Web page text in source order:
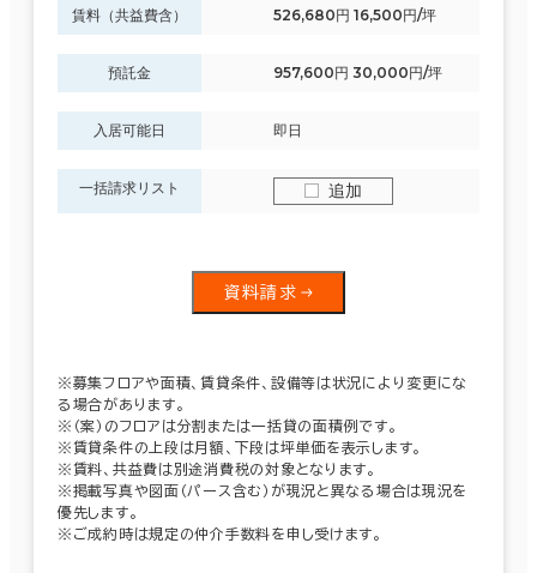
賃料（共益費含） 526,680円 16,500円/坪
預託金 957,600円 30,000円/坪
入居可能日 即日
一括請求リスト 追加
資料請求
※募集フロアや面積、賃貸条件、設備等は状況により変更にな
る場合があります。
※（案）のフロアは分割または一括貸の面積例です。
※賃貸条件の上段は月額、下段は坪単価を表示します。
※賃料、共益費は別途消費税の対象となります。
※掲載写真や図面（パース含む）が現況と異なる場合は現況を
優先します。
※ご成約時は規定の仲介手数料を申し受けます。